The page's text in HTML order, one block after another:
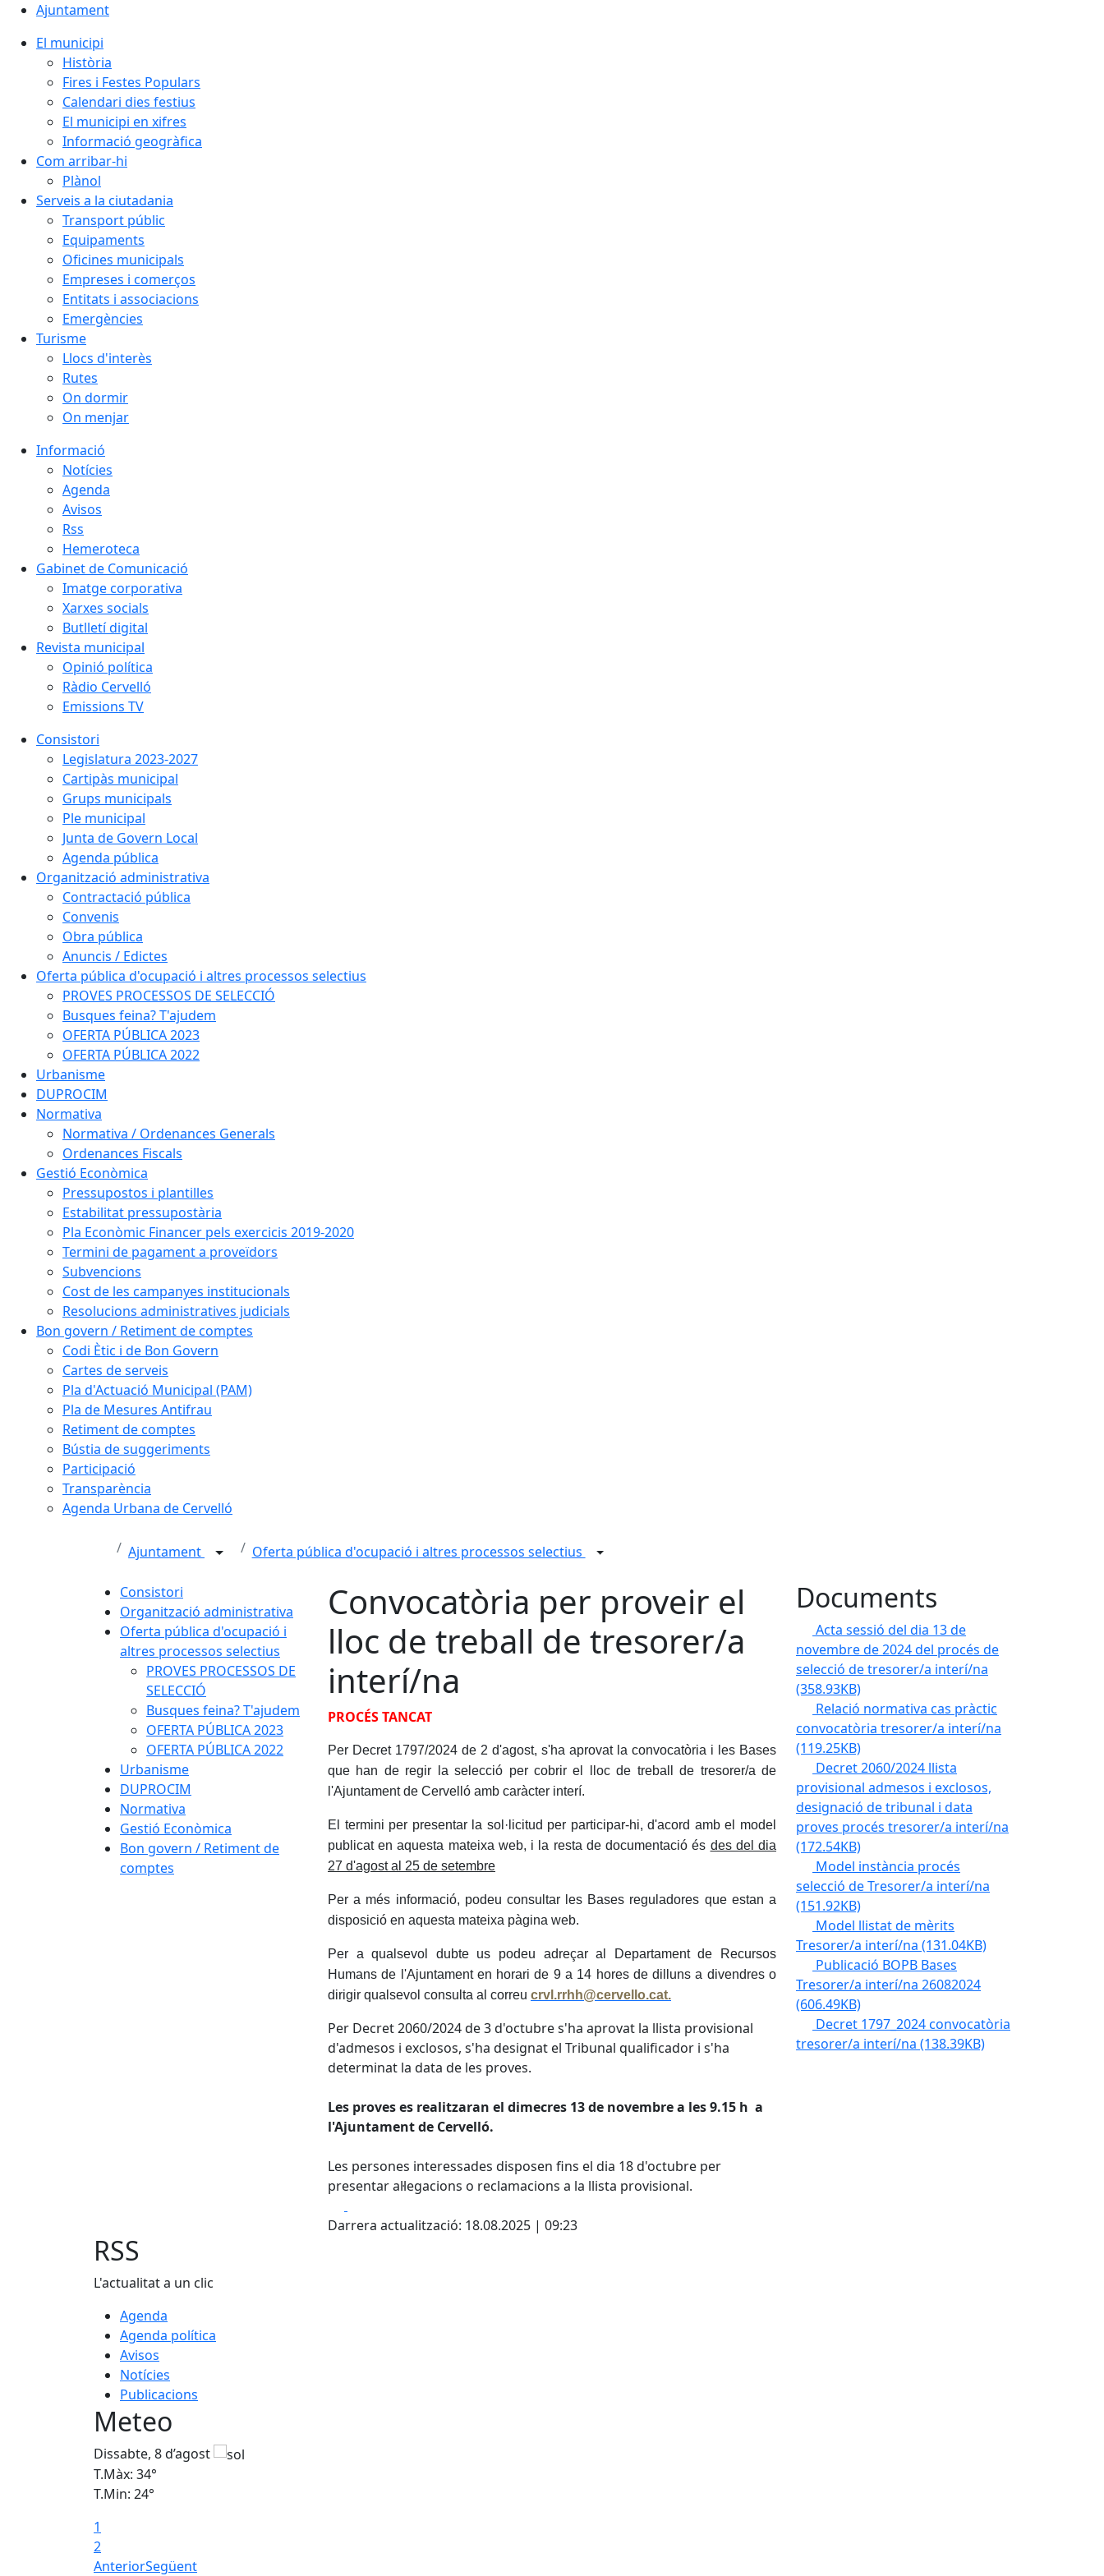
Ajuntament
El municipi
Història
Fires i Festes Populars
Calendari dies festius
El municipi en xifres
Informació geogràfica
Com arribar-hi
Plànol
Serveis a la ciutadania
Transport públic
Equipaments
Oficines municipals
Empreses i comerços
Entitats i associacions
Emergències
Turisme
Llocs d'interès
Rutes
On dormir
On menjar
Informació
Notícies
Agenda
Avisos
Rss
Hemeroteca
Gabinet de Comunicació
Imatge corporativa
Xarxes socials
Butlletí digital
Revista municipal
Opinió política
Ràdio Cervelló
Emissions TV
Consistori
Legislatura 2023-2027
Cartipàs municipal
Grups municipals
Ple municipal
Junta de Govern Local
Agenda pública
Organització administrativa
Contractació pública
Convenis
Obra pública
Anuncis / Edictes
Oferta pública d'ocupació i altres processos selectius
PROVES PROCESSOS DE SELECCIÓ
Busques feina? T'ajudem
OFERTA PÚBLICA 2023
OFERTA PÚBLICA 2022
Urbanisme
DUPROCIM
Normativa
Normativa / Ordenances Generals
Ordenances Fiscals
Gestió Econòmica
Pressupostos i plantilles
Estabilitat pressupostària
Pla Econòmic Financer pels exercicis 2019-2020
Termini de pagament a proveïdors
Subvencions
Cost de les campanyes institucionals
Resolucions administratives judicials
Bon govern / Retiment de comptes
Codi Ètic i de Bon Govern
Cartes de serveis
Pla d'Actuació Municipal (PAM)
Pla de Mesures Antifrau
Retiment de comptes
Bústia de suggeriments
Participació
Transparència
Agenda Urbana de Cervelló
Ajuntament Oferta pública d'ocupació i altres processos selectius
Consistori
Organització administrativa
Oferta pública d'ocupació i
altres processos selectius
PROVES PROCESSOS DE
SELECCIÓ
Busques feina? T'ajudem
OFERTA PÚBLICA 2023
OFERTA PÚBLICA 2022
Urbanisme
DUPROCIM
Normativa
Gestió Econòmica
Bon govern / Retiment de
comptes
Convocatòria per proveir el
lloc de treball de tresorer/a
interí/na
PROCÉS TANCAT
Per Decret 1797/2024 de 2 d'agost, s'ha aprovat la convocatòria i les Bases
que han de regir la selecció per cobrir el lloc de treball de tresorer/a de
l'Ajuntament de Cervelló amb caràcter interí.
El termini per presentar la sol·licitud per participar-hi, d'acord amb el model
publicat en aquesta mateixa web, i la resta de documentació és des del dia
27 d'agost al 25 de setembre
Per a més informació, podeu consultar les Bases reguladores que estan a
disposició en aquesta mateixa pàgina web.
Per a qualsevol dubte us podeu adreçar al Departament de Recursos
Humans de l'Ajuntament en horari de 9 a 14 hores de dilluns a divendres o
dirigir qualsevol consulta al correu crvl.rrhh@cervello.cat.
Per Decret 2060/2024 de 3 d'octubre s'ha aprovat la llista provisional
d'admesos i exclosos, s'ha designat el Tribunal qualificador i s'ha
determinat la data de les proves.
Les proves es realitzaran el dimecres 13 de novembre a les 9.15 h a
l'Ajuntament de Cervelló.
Les persones interessades disposen fins el dia 18 d'octubre per
presentar al·legacions o reclamacions a la llista provisional.
Darrera actualització: 18.08.2025 | 09:23
Documents
Acta sessió del dia 13 de
novembre de 2024 del procés de
selecció de tresorer/a interí/na
(358.93KB)
Relació normativa cas pràctic
convocatòria tresorer/a interí/na
(119.25KB)
Decret 2060/2024 llista
provisional admesos i exclosos,
designació de tribunal i data
proves procés tresorer/a interí/na
(172.54KB)
Model instància procés
selecció de Tresorer/a interí/na
(151.92KB)
Model llistat de mèrits
Tresorer/a interí/na (131.04KB)
Publicació BOPB Bases
Tresorer/a interí/na 26082024
(606.49KB)
Decret 1797_2024 convocatòria
tresorer/a interí/na (138.39KB)
RSS
L'actualitat a un clic
Agenda
Agenda política
Avisos
Notícies
Publicacions
Meteo
Dissabte, 8 d’agost
T.Màx: 34°
T.Min: 24°
1
2
AnteriorSegüent